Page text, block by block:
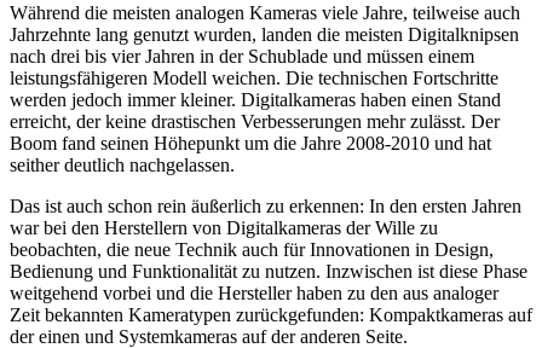
Während die meisten analogen Kameras viele Jahre, teilweise auch
Jahrzehnte lang genutzt wurden, landen die meisten Digitalknipsen
nach drei bis vier Jahren in der Schublade und müssen einem
leistungsfähigeren Modell weichen. Die technischen Fortschritte
werden jedoch immer kleiner. Digitalkameras haben einen Stand
erreicht, der keine drastischen Verbesserungen mehr zulässt. Der
Boom fand seinen Höhepunkt um die Jahre 2008-2010 und hat
seither deutlich nachgelassen.
Das ist auch schon rein äußerlich zu erkennen: In den ersten Jahren
war bei den Herstellern von Digitalkameras der Wille zu
beobachten, die neue Technik auch für Innovationen in Design,
Bedienung und Funktionalität zu nutzen. Inzwischen ist diese Phase
weitgehend vorbei und die Hersteller haben zu den aus analoger
Zeit bekannten Kameratypen zurückgefunden: Kompaktkameras auf
der einen und Systemkameras auf der anderen Seite.